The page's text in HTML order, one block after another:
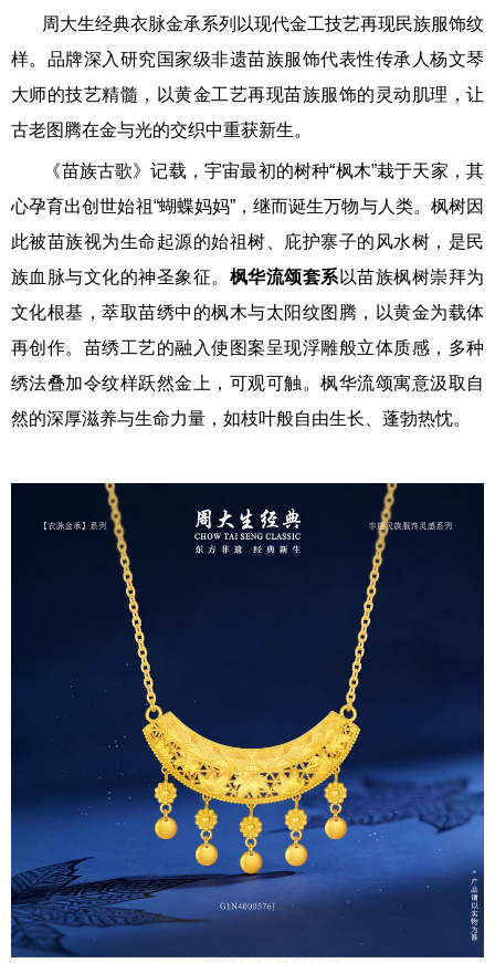
周大生经典衣脉金承系列以现代金工技艺再现民族服饰纹
样。品牌深入研究国家级非遗苗族服饰代表性传承人杨文琴
大师的技艺精髓，以黄金工艺再现苗族服饰的灵动肌理，让
古老图腾在金与光的交织中重获新生。
《苗族古歌》记载，宇宙最初的树种“枫木”栽于天家，其
心孕育出创世始祖“蝴蝶妈妈”，继而诞生万物与人类。枫树因
此被苗族视为生命起源的始祖树、庇护寨子的风水树，是民
族血脉与文化的神圣象征。 枫华流颂套系 以苗族枫树崇拜为
文化根基，萃取苗绣中的枫木与太阳纹图腾，以黄金为载体
再创作。苗绣工艺的融入使图案呈现浮雕般立体质感，多种
绣法叠加令纹样跃然金上，可观可触。枫华流颂寓意汲取自
然的深厚滋养与生命力量，如枝叶般自由生长、蓬勃热忱。